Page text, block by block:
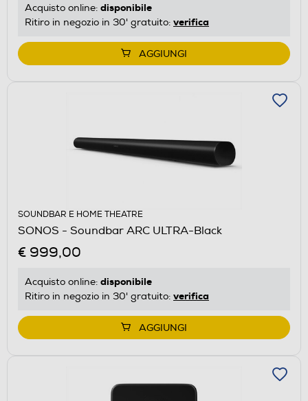
Acquisto online: disponibile
Ritiro in negozio in 30' gratuito: verifica
AGGIUNGI
SOUNDBAR E HOME THEATRE
SONOS - Soundbar ARC ULTRA-Black
€ 999,00
Acquisto online: disponibile
Ritiro in negozio in 30' gratuito: verifica
AGGIUNGI